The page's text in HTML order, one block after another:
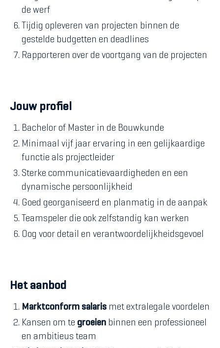
de werf
Tijdig opleveren van projecten binnen de
gestelde budgetten en deadlines
Rapporteren over de voortgang van de projecten
Jouw profiel
Bachelor of Master in de Bouwkunde
Minimaal vijf jaar ervaring in een gelijkaardige
functie als projectleider
Sterke communicatievaardigheden en een
dynamische persoonlijkheid
Goed georganiseerd en planmatig in de aanpak
Teamspeler die ook zelfstandig kan werken
Oog voor detail en verantwoordelijkheidsgevoel
Het aanbod
Marktconform salaris met extralegale voordelen
Kansen om te groeien binnen een professioneel
en ambitieus team